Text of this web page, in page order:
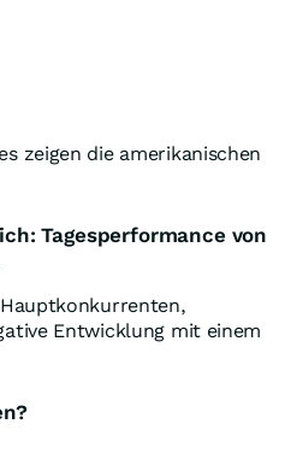
zeigen die amerikanischen
Tagesperformance von
Entwicklung mit einem